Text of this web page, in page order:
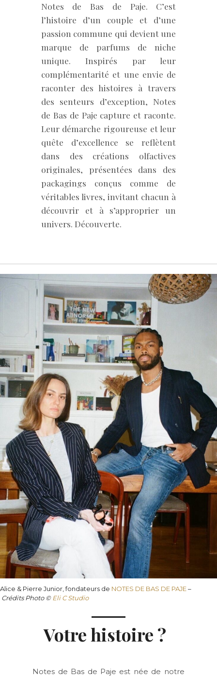
Notes de Bas de Paje. C’est
l’histoire d’un couple et d’une
passion commune qui devient une
marque de parfums de niche
unique. Inspirés par leur
complémentarité et une envie de
raconter des histoires à travers
des senteurs d’exception, Notes
de Bas de Paje capture et raconte.
Leur démarche rigoureuse et leur
quête d’excellence se reflètent
dans des créations olfactives
originales, présentées dans des
packagings conçus comme de
véritables livres, invitant chacun à
découvrir et à s’approprier un
univers. Découverte.
Alice & Pierre Junior, fondateurs de NOTES DE BAS DE PAJE–
Crédits Photo ©Eli C Studio
Votre histoire ?
Notes de Bas de Paje est née de notre